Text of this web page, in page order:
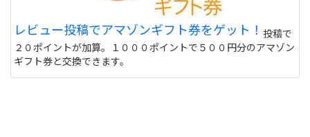
レビュー投稿でアマゾンギフト券をゲット！ 投稿で
２０ポイントが加算。１０００ポイントで５００円分のアマゾン
ギフト券と交換できます。